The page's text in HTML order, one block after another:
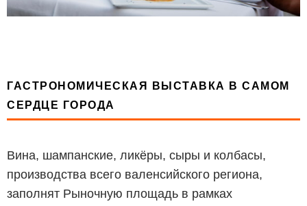
ГАСТРОНОМИЧЕСКАЯ ВЫСТАВКА В САМОМ
СЕРДЦЕ ГОРОДА
Вина, шампанские, ликёры, сыры и колбасы,
производства всего валенсийского региона,
заполнят Рыночную площадь в рамках